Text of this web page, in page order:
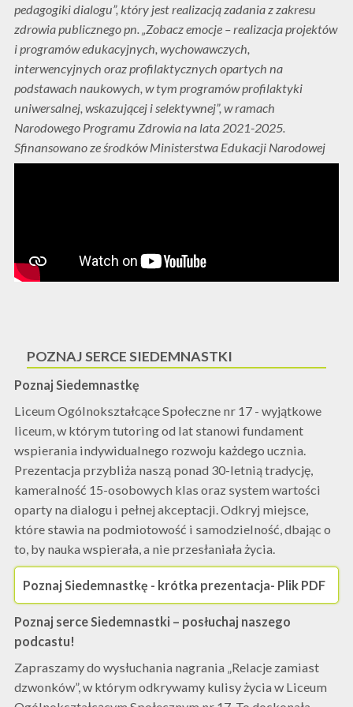
pedagogiki dialogu”, który jest realizacją zadania z zakresu
zdrowia publicznego pn. „Zobacz emocje – realizacja projektów
i programów edukacyjnych, wychowawczych,
interwencyjnych oraz profilaktycznych opartych na
podstawach naukowych, w tym programów profilaktyki
uniwersalnej, wskazującej i selektywnej”, w ramach
Narodowego Programu Zdrowia na lata 2021-2025.
Sfinansowano ze środków Ministerstwa Edukacji Narodowej
POZNAJ SERCE SIEDEMNASTKI
Poznaj Siedemnastkę
Liceum Ogólnokształcące Społeczne nr 17 - wyjątkowe
liceum, w którym tutoring od lat stanowi fundament
wspierania indywidualnego rozwoju każdego ucznia.
Prezentacja przybliża naszą ponad 30-letnią tradycję,
kameralność 15-osobowych klas oraz system wartości
oparty na dialogu i pełnej akceptacji. Odkryj miejsce,
które stawia na podmiotowość i samodzielność, dbając o
to, by nauka wspierała, a nie przesłaniała życia.
Poznaj Siedemnastkę - krótka prezentacja- Plik PDF
Poznaj serce Siedemnastki – posłuchaj naszego
podcastu!
Zapraszamy do wysłuchania nagrania „Relacje zamiast
dzwonków”, w którym odkrywamy kulisy życia w Liceum